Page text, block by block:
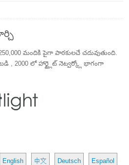
మందికి పైగా పాఠకులచే చదువుతుంది.
, 2000 లో హార్ట్లైట్ నెట్వర్క్లో భాగంగా
English 中文 Deutsch Español